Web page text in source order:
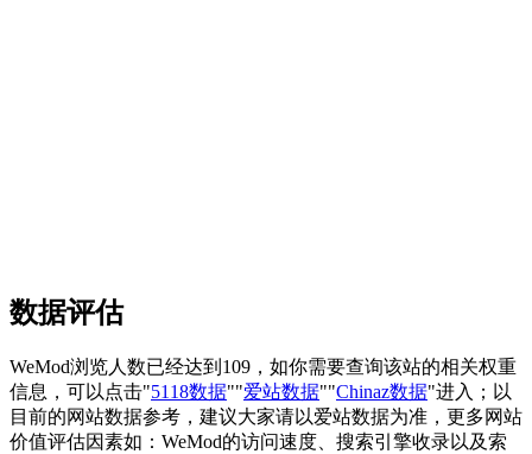
数据评估
WeMod浏览人数已经达到109，如你需要查询该站的相关权重
信息，可以点击"5118数据""爱站数据""Chinaz数据"进入；以
目前的网站数据参考，建议大家请以爱站数据为准，更多网站
价值评估因素如：WeMod的访问速度、搜索引擎收录以及索